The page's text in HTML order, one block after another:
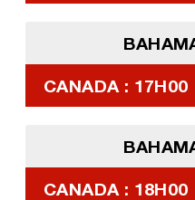
CANADA : 17H00
CANADA : 18H00